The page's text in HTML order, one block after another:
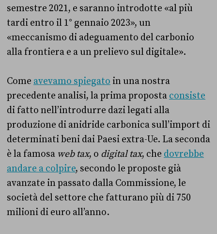
semestre 2021, e saranno introdotte «al più
tardi entro il 1° gennaio 2023», un
«meccanismo di adeguamento del carbonio
alla frontiera e a un prelievo sul digitale».
Come avevamo spiegato in una nostra
precedente analisi, la prima proposta consiste
di fatto nell’introdurre dazi legati alla
produzione di anidride carbonica sull’import di
determinati beni dai Paesi extra-Ue. La seconda
è la famosa web tax, o digital tax, che dovrebbe
andare a colpire, secondo le proposte già
avanzate in passato dalla Commissione, le
società del settore che fatturano più di 750
milioni di euro all’anno.